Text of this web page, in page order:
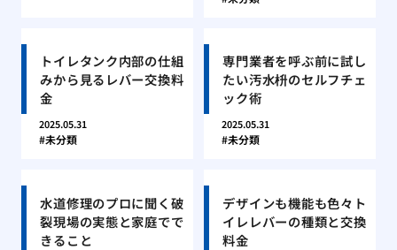
トイレタンク内部の仕組
みから見るレバー交換料
金
2025.05.31
未分類
専門業者を呼ぶ前に試し
たい汚水枡のセルフチェ
ック術
2025.05.31
未分類
水道修理のプロに聞く破
裂現場の実態と家庭でで
きること
デザインも機能も色々ト
イレレバーの種類と交換
料金